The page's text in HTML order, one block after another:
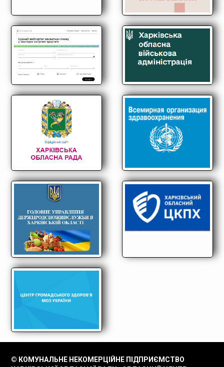
© КОМУНАЛЬНЕ НЕКОМЕРЦІЙНЕ ПІДПРИЄМСТВО